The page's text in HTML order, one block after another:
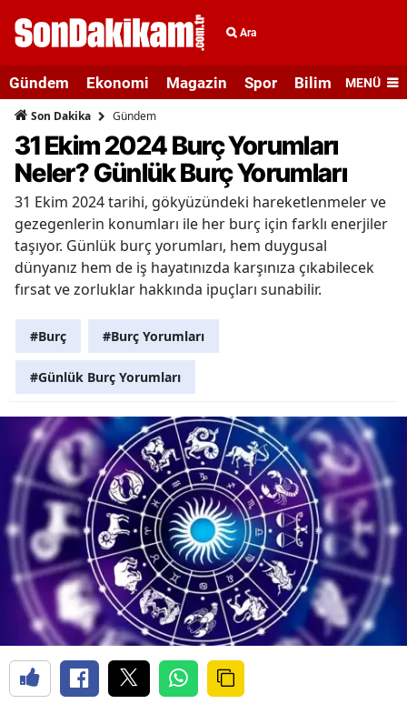
Ara
Gündem Ekonomi Magazin Spor Bilim veMENÜ
Son Dakika Gündem
31 Ekim 2024 Burç Yorumları
Neler? Günlük Burç Yorumları
31 Ekim 2024 tarihi, gökyüzündeki hareketlenmeler ve
gezegenlerin konumları ile her burç için farklı enerjiler
taşıyor. Günlük burç yorumları, hem duygusal
dünyanız hem de iş hayatınızda karşınıza çıkabilecek
fırsat ve zorluklar hakkında ipuçları sunabilir.
#Burç #Burç Yorumları
#Günlük Burç Yorumları